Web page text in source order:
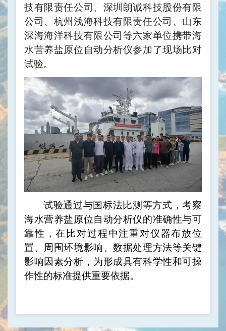
技有限责任公司、深圳朗诚科技股份有限
公司、杭州浅海科技有限责任公司、山东
深海海洋科技有限公司等六家单位携带海
水营养盐原位自动分析仪参加了现场比对
试验。
试验通过与国标法比测等方式，考察
海水营养盐原位自动分析仪的准确性与可
靠性，在比对过程中注重对仪器布放位
置、周围环境影响、数据处理方法等关键
影响因素分析，为形成具有科学性和可操
作性的标准提供重要依据。